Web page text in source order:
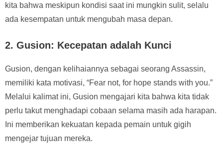
kita bahwa meskipun kondisi saat ini mungkin sulit, selalu
ada kesempatan untuk mengubah masa depan.
2. Gusion: Kecepatan adalah Kunci
Gusion, dengan kelihaiannya sebagai seorang Assassin,
memiliki kata motivasi, “Fear not, for hope stands with you.”
Melalui kalimat ini, Gusion mengajari kita bahwa kita tidak
perlu takut menghadapi cobaan selama masih ada harapan.
Ini memberikan kekuatan kepada pemain untuk gigih
mengejar tujuan mereka.